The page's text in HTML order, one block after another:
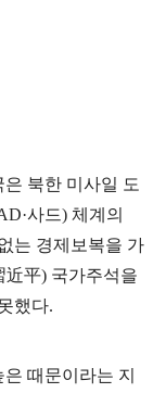
은 북한 미사일 도
사드) 체계의
는 경제보복을 가
近平) 국가주석을
했다.
때문이라는 지